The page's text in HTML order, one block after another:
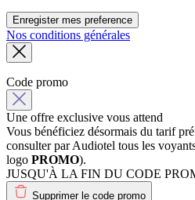
Enregister mes preference
Nos conditions générales
Code promo
Une offre exclusive vous attend
Vous bénéficiez désormais du tarif
consulter par Audiotel tous les
logo PROMO).
JUSQU'À LA FIN DU CODE
Supprimer le code promo